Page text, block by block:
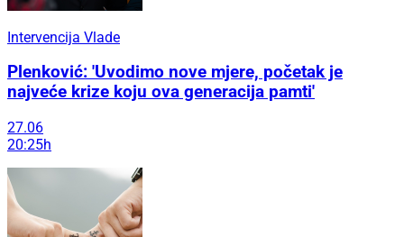
Intervencija Vlade
Plenković: 'Uvodimo nove mjere, početak je
najveće krize koju ova generacija pamti'
27.06
20:25h